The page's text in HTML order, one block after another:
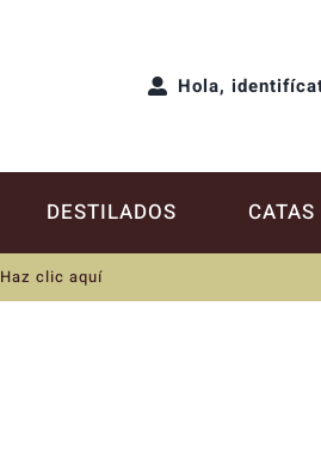
Hola,
DESTILADOS
Haz clic aquí